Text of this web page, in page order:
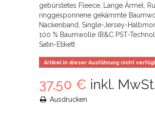
gebürstetes Fleece, Lange Ärmel,
ringgesponnene gekämmte
Nackenband, Single-Jersey-
100 % Baumwolle (B&C PST-
Satin-Etikett
Artikel in dieser Ausführung nicht
37,50 € inkl. MwSt.
Ausdrucken